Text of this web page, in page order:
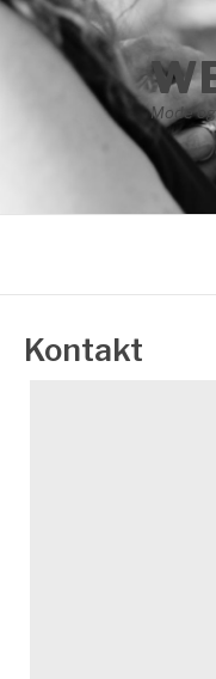
Spring
Mode
Kontakt